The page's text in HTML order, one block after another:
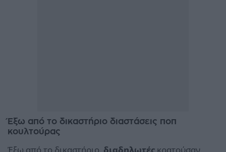
Έξω από το δικαστήριο διαστάσεις ποπ
κουλτούρας
Έξω από το δικαστήριο, διαδηλωτές κρατούσαν